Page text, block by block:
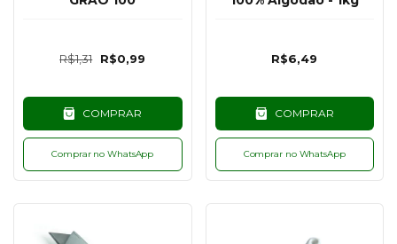
R$1,31 R$0,99
COMPRAR
Comprar no WhatsApp
R$6,49
COMPRAR
Comprar no WhatsApp